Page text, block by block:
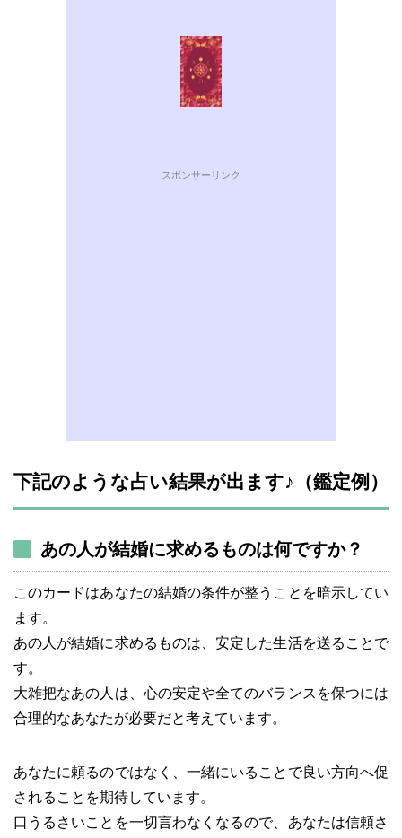
スポンサーリンク
下記のような占い結果が出ます♪（鑑定例）
あの人が結婚に求めるものは何ですか？
このカードはあなたの結婚の条件が整うことを暗示してい
ます。
あの人が結婚に求めるものは、安定した生活を送ることで
す。
大雑把なあの人は、心の安定や全てのバランスを保つには
合理的なあなたが必要だと考えています。
あなたに頼るのではなく、一緒にいることで良い方向へ促
されることを期待しています。
口うるさいことを一切言わなくなるので、あなたは信頼さ